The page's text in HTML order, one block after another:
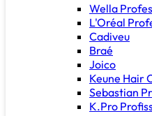
Wella
L'Oréal
Cadiveu
Braé
Joico
Keune Hair
Sebastian
K.Pro